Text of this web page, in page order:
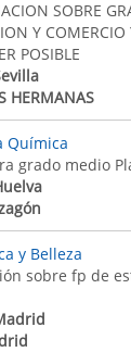
SOBRE
Y COMERCIO
POSIBLE
HERMANAS
Química
grado medio
y Belleza
sobre fp de